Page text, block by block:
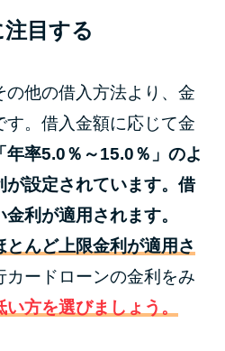
でもお金を借りるに
はブラックでも審査に通
分がブラックか確かめる
レイクどっちがいい
ードローンの選び方を徹
！
の返済方法を徹底解
目する
他の借入方法より、金
。借入金額に応じて金
「年率5.0％～15.0％」のよ
が設定されています。借
利が適用されます。
とんど上限金利が適用さ
カードローンの金利をみ
方を選びましょう。